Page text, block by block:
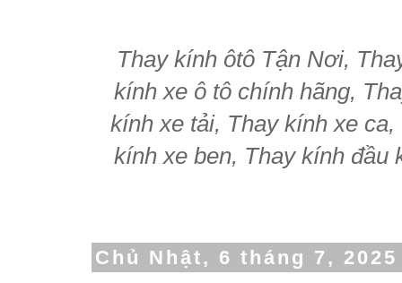
Thay kính ôtô Tận Nơi,
kính xe ô tô chính hãng,
kính xe tải, Thay kính xe
kính xe ben, Thay kính đầu
Chủ Nhật, 6 tháng 7, 2025